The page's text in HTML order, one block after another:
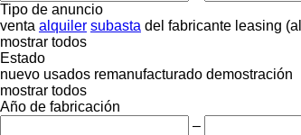
Tipo de anuncio
venta alquiler subasta del fabricante leasing
mostrar todos
Estado
nuevo usados remanufacturado demostración
mostrar todos
Año de fabricación
–